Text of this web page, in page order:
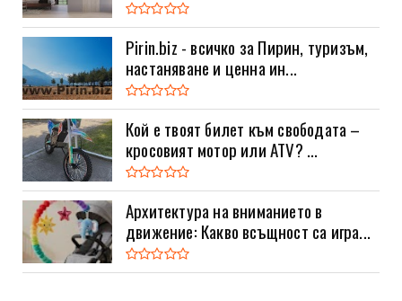
Pirin.biz - всичко за Пирин, туризъм,
настаняване и ценна ин...
Кой е твоят билет към свободата –
кросовият мотор или ATV? ...
Архитектура на вниманието в
движение: Какво всъщност са игра...